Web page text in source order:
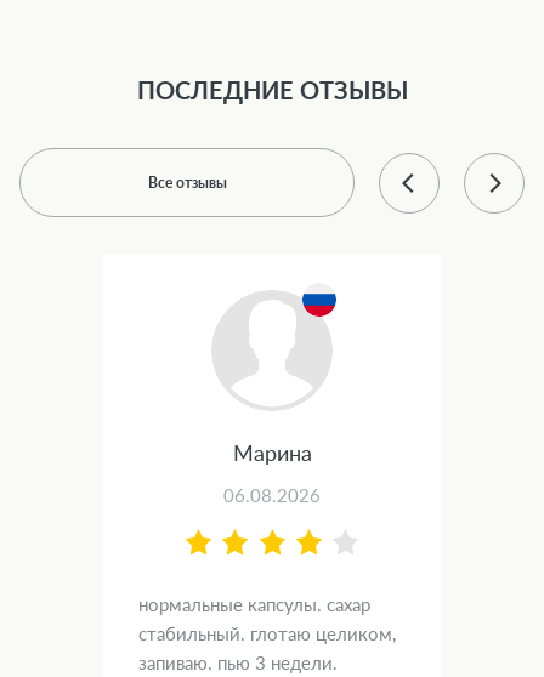
ПОСЛЕДНИЕ ОТЗЫВЫ
Все отзывы
Марина
06.08.2026
нормальные капсулы. сахар
стабильный. глотаю целиком,
запиваю. пью 3 недели.